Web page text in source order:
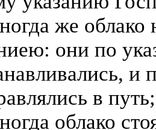
же
они по
и
в путь;
облако